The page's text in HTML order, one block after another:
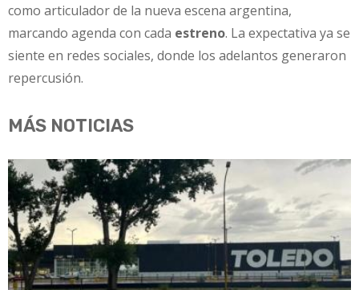
como articulador de la nueva escena argentina,
marcando agenda con cada estreno. La expectativa ya se
siente en redes sociales, donde los adelantos generaron
repercusión.
MÁS NOTICIAS